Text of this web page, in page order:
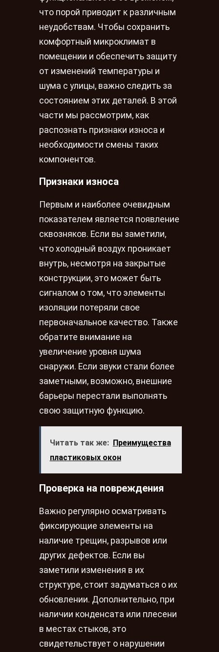
что порой приводит к различным
неудобствам. Чтобы сохранить
комфортный микроклимат в
помещении и обеспечить защиту
от изменений температуры и
шума с улицы, важно следить за
состоянием этих деталей. В этой
части мы рассмотрим, как
распознать признаки износа и
необходимости смены таких
компонентов.
Признаки износа
Первым и наиболее очевидным
показателем является появление
сквозняков. Если вы заметили,
что холодный воздух проникает
внутрь, несмотря на закрытые
конструкции, это может быть
сигналом о том, что элементы
изоляции потеряли свое
первоначальное качество. Также
обратите внимание на
увеличение уровня шума
снаружи. Если звуки стали более
заметными, возможно, внешние
барьеры перестали выполнять
свою защитную функцию.
Читать так же: Преимущества
пластиковых окон
Проверка на повреждения
Важно регулярно осматривать
фиксирующие элементы на
наличие трещин, разрывов или
других дефектов. Если вы
заметили изменения в их
структуре, стоит задуматься о их
обновлении. Дополнительно, при
наличии конденсата или плесени
в местах стыков, это
свидетельствует о нарушении